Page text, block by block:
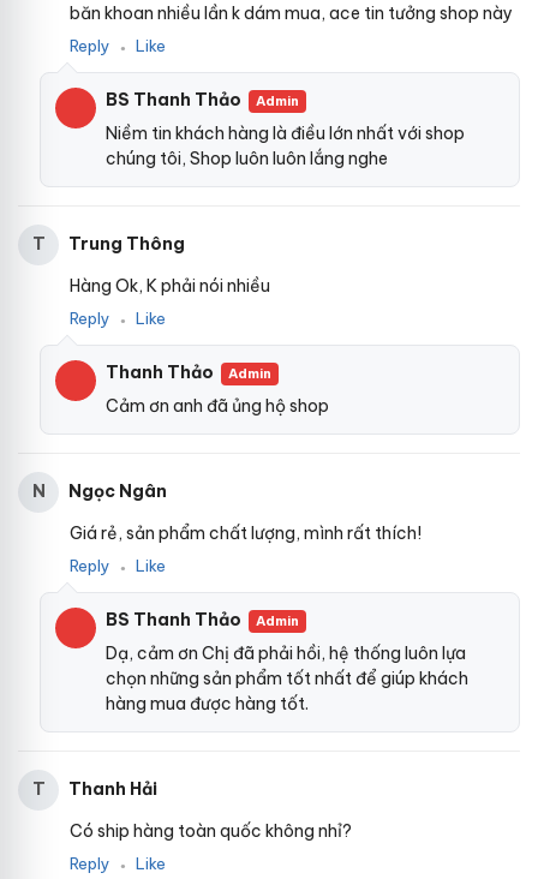
băn khoan nhiều lần k dám mua, ace tin tưởng shop này
Reply ● Like
BS Thanh Thảo Admin
Niềm tin khách hàng là điều lớn nhất với shop
chúng tôi, Shop luôn luôn lắng nghe
T
Trung Thông
Hàng Ok, K phải nói nhiều
Reply ● Like
Thanh Thảo Admin
Cảm ơn anh đã ủng hộ shop
N
Ngọc Ngân
Giá rẻ, sản phẩm chất lượng, mình rất thích!
Reply ● Like
BS Thanh Thảo Admin
Dạ, cảm ơn Chị đã phải hồi, hệ thống luôn lựa
chọn những sản phẩm tốt nhất để giúp khách
hàng mua được hàng tốt.
T
Thanh Hải
Có ship hàng toàn quốc không nhỉ?
Reply ● Like